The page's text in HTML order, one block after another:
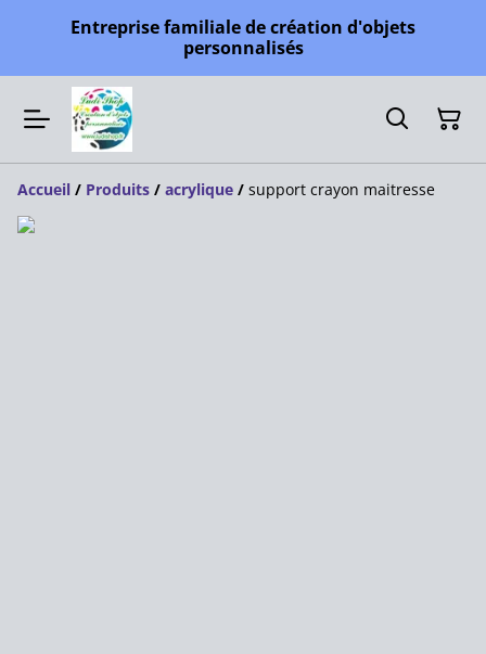
Entreprise familiale de création d'objets
personnalisés
Accueil / Produits / acrylique / support crayon maitresse